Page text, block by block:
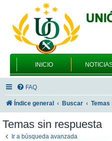
INICIO
FAQ
Índice general Buscar
Temas sin respuesta
Ir a búsqueda avanzada